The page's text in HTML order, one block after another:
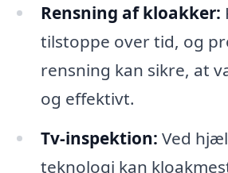
Rensning af kloakker:
tilstoppe over tid, og
rensning kan sikre, at
og effektivt.
Tv-inspektion: Ved
teknologi kan